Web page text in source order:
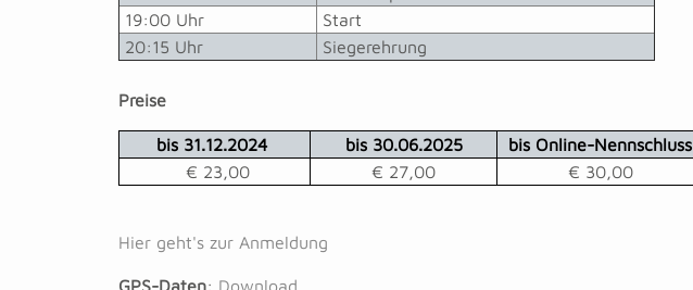
19:00 Uhr
Start
20:15 Uhr
Siegerehrung
Preise
bis 31.12.2024 bis 30.06.2025 bis Online-Nennschluss
€ 23,00
€ 27,00 € 30,00
Hier geht's zur Anmeldung
GPS-Daten: Download